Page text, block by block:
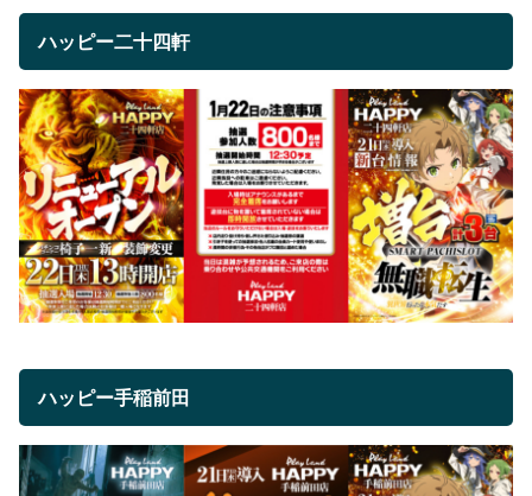
ハッピー二十四軒
ハッピー手稲前田